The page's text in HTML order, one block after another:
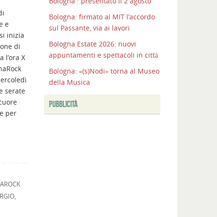
e
inizia
di
l’ora X
serate
per
,
BOLOGNESI
CONQUISTANO
Bologna:
nuova
Bologna: firmato al MIT l’accordo
sul Passante, via ai lavori
Bologna Estate 2026: nuovi
appuntamenti e spettacoli in città
Bologna: «(s)Nodi» torna al Museo
della Musica
PUBBLICITÀ